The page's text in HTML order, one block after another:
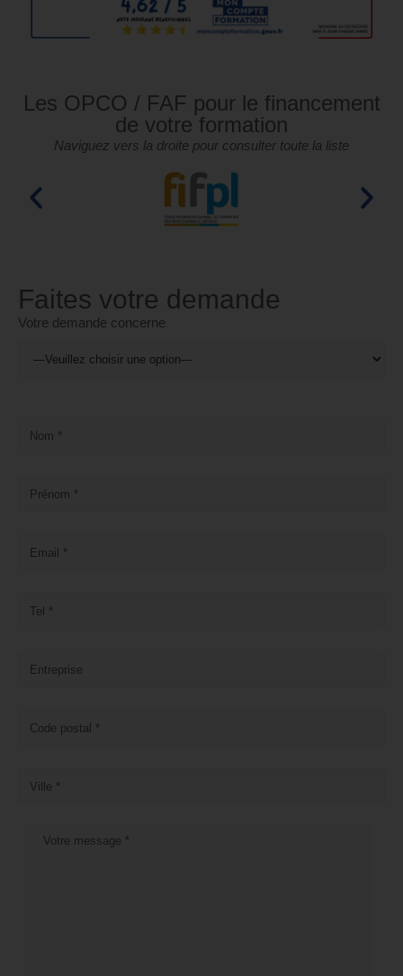
Les OPCO / FAF pour le financement
de votre formation
Naviguez vers la droite pour consulter toute la liste
Faites votre demande
Votre demande concerne